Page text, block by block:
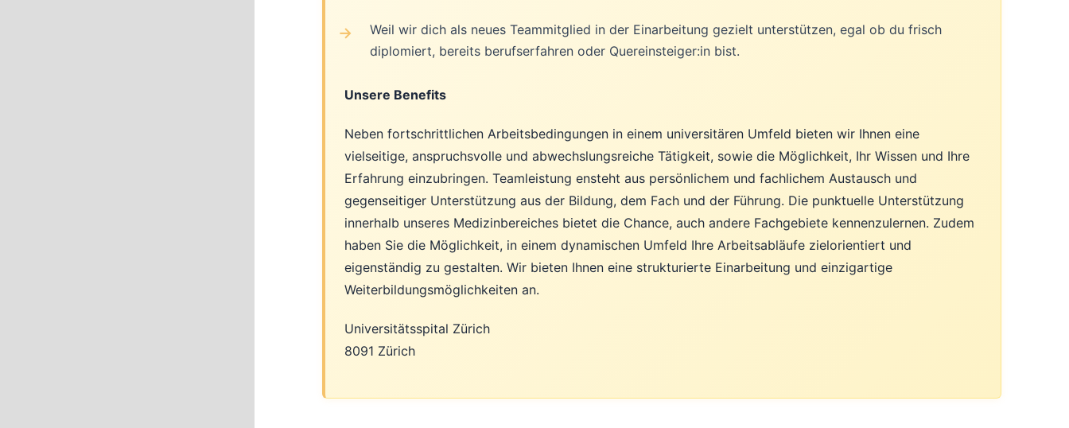
Weil wir dich als neues Teammitglied in der Einarbeitung gezielt unterstützen, egal ob du frisch
diplomiert, bereits berufserfahren oder Quereinsteiger:in bist.
Unsere Benefits
Neben fortschrittlichen Arbeitsbedingungen in einem universitären Umfeld bieten wir Ihnen eine
vielseitige, anspruchsvolle und abwechslungsreiche Tätigkeit, sowie die Möglichkeit, Ihr Wissen und Ihre
Erfahrung einzubringen. Teamleistung ensteht aus persönlichem und fachlichem Austausch und
gegenseitiger Unterstützung aus der Bildung, dem Fach und der Führung. Die punktuelle Unterstützung
innerhalb unseres Medizinbereiches bietet die Chance, auch andere Fachgebiete kennenzulernen. Zudem
haben Sie die Möglichkeit, in einem dynamischen Umfeld Ihre Arbeitsabläufe zielorientiert und
eigenständig zu gestalten. Wir bieten Ihnen eine strukturierte Einarbeitung und einzigartige
Weiterbildungsmöglichkeiten an.
Universitätsspital Zürich
8091 Zürich